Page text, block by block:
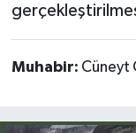
Muhabir: Cüneyt